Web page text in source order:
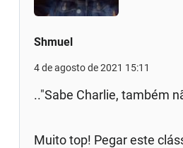
Shmuel
4 de agosto de 2021 15:11
.."Sabe Charlie, também
Muito top! Pegar este